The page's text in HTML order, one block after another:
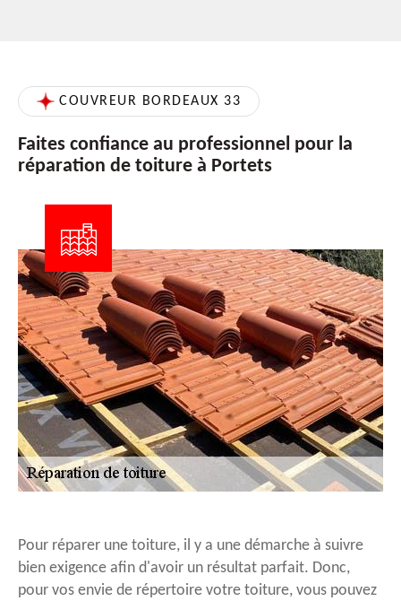
COUVREUR BORDEAUX 33
Faites confiance au professionnel pour la
réparation de toiture à Portets
Pour réparer une toiture, il y a une démarche à suivre
bien exigence afin d'avoir un résultat parfait. Donc,
pour vos envie de répertoire votre toiture, vous pouvez